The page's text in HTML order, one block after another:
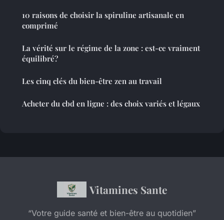
10 raisons de choisir la spiruline artisanale en
comprimé
La vérité sur le régime de la zone : est-ce vraiment
équilibré?
Les cinq clés du bien-être zen au travail
Acheter du cbd en ligne : des choix variés et légaux
Vitamines Sante
“Votre guide santé et bien-être au quotidien”